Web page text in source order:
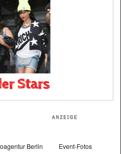
Berlin Event-Fotos